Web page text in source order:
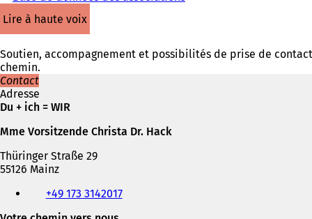
lire à haute voix
Soutien, accompagnement et possibilités de prise de
chemin.
Contact
Adresse
Du + ich = WIR
Mme Vorsitzende Christa Dr. Hack
Thüringer Straße 29
55126 Mainz
+49 173 3142017